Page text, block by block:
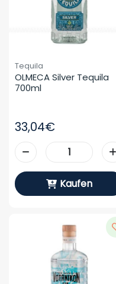
Tequila
OLMECA Silver Tequila
700ml
33,04€
Kaufen